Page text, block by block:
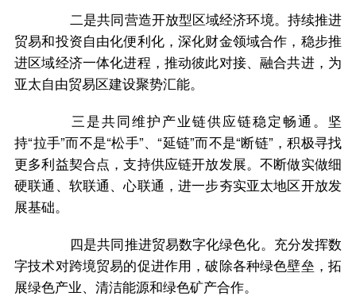
二是共同营造开放型区域经济环境。持续推进
贸易和投资自由化便利化，深化财金领域合作，稳步推
进区域经济一体化进程，推动彼此对接、融合共进，为
亚太自由贸易区建设聚势汇能。
三是共同维护产业链供应链稳定畅通。坚
持“拉手”而不是“松手”、“延链”而不是“断链”，积极寻找
更多利益契合点，支持供应链开放发展。不断做实做细
硬联通、软联通、心联通，进一步夯实亚太地区开放发
展基础。
四是共同推进贸易数字化绿色化。充分发挥数
字技术对跨境贸易的促进作用，破除各种绿色壁垒，拓
展绿色产业、清洁能源和绿色矿产合作。